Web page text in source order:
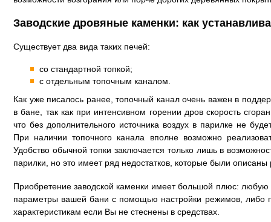
Заводские дровяные каменки: как
Существует два вида таких печей:
со стандартной топкой;
с отдельным топочным каналом.
Как уже писалось ранее, топочный канал очень важен в
в бане, так как при интенсивном горении дров скорость
что без дополнительного источника воздух в парилке не
При наличии топочного канала вполне возможно
Удобство обычной топки заключается только лишь в
парилки, но это имеет ряд недостатков, которые были описаны
Приобретение заводской каменки имеет большой плюс:
параметры вашей бани с помощью настройки режимов, либо
характеристикам если Вы не стеснены в средствах.